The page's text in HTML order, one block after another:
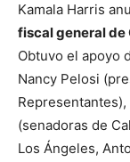
Kamala Harris
fiscal general de
Obtuvo el apoyo
Nancy Pelosi
(senadoras de
Los Ángeles,